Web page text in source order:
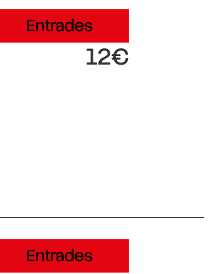
Entrades
12€
Entrades